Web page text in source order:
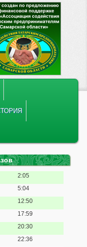
2:05
5:04
12:50
17:59
20:30
22:36